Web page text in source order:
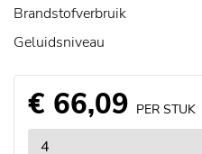
Brandstofverbruik
Geluidsniveau
€ 66,09 PER STUK